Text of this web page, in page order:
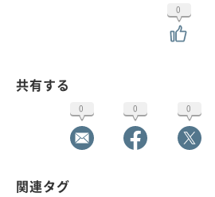
0
共有する
0 0 0
関連タグ